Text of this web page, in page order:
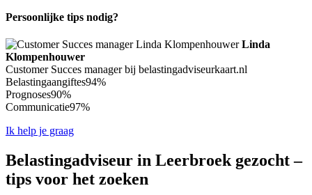
Persoonlijke tips nodig?
Linda
Klompenhouwer
Customer Succes manager bij belastingadviseurkaart.nl
Belastingaangiftes94%
Prognoses90%
Communicatie97%
Ik help je graag
Belastingadviseur in Leerbroek gezocht –
tips voor het zoeken